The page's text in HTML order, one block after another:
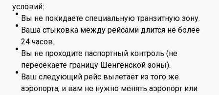
условий:
Вы не покидаете специальную транзитную зону.
Ваша стыковка между рейсами длится не более
24 часов.
Вы не проходите паспортный контроль (не
пересекаете границу Шенгенской зоны).
Ваш следующий рейс вылетает из того же
аэропорта, и вам не нужно менять аэропорт или